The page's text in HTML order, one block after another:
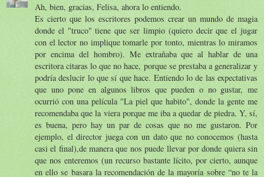
Ah, bien, gracias, Felisa, ahora lo entiendo.
Es cierto que los escritores podemos crear un mundo de magia
donde el "truco" tiene que ser limpio (quiero decir que el jugar
con el lector no implique tomarle por tonto, mientras lo miramos
por encima del hombro). Me extrañaba que al hablar de una
escritora citaras lo que no hace, porque se prestaba a generalizar y
podría deslucir lo que sí que hace. Entiendo lo de las expectativas
que uno pone en algunos libros que pueden o no gustar, me
ocurrió con una película "La piel que habito", donde la gente me
recomendaba que la viera porque me iba a quedar de piedra. Y, sí,
es buena, pero hay un par de cosas que no me gustaron. Por
ejemplo, el director juega con un dato que no conocemos (hasta
casi el final),de manera que nos puede llevar por donde quiera sin
que nos enteremos (un recurso bastante lícito, por cierto, aunque
en ello se basara la recomendación de la mayoría sobre “no te la